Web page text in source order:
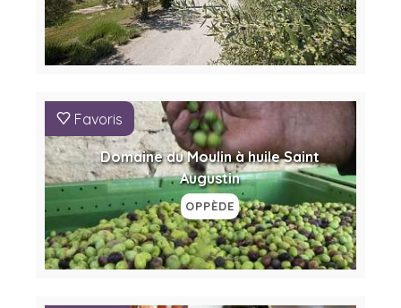
Favoris
Domaine du Moulin à huile Saint
Augustin
OPPÈDE